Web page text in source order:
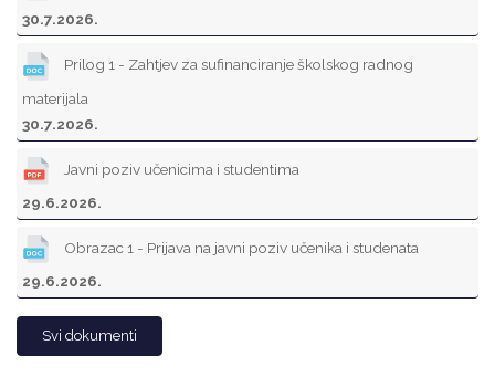
30.7.2026.
Prilog 1 - Zahtjev za sufinanciranje školskog radnog
materijala
30.7.2026.
Javni poziv učenicima i studentima
29.6.2026.
Obrazac 1 - Prijava na javni poziv učenika i studenata
29.6.2026.
Svi dokumenti